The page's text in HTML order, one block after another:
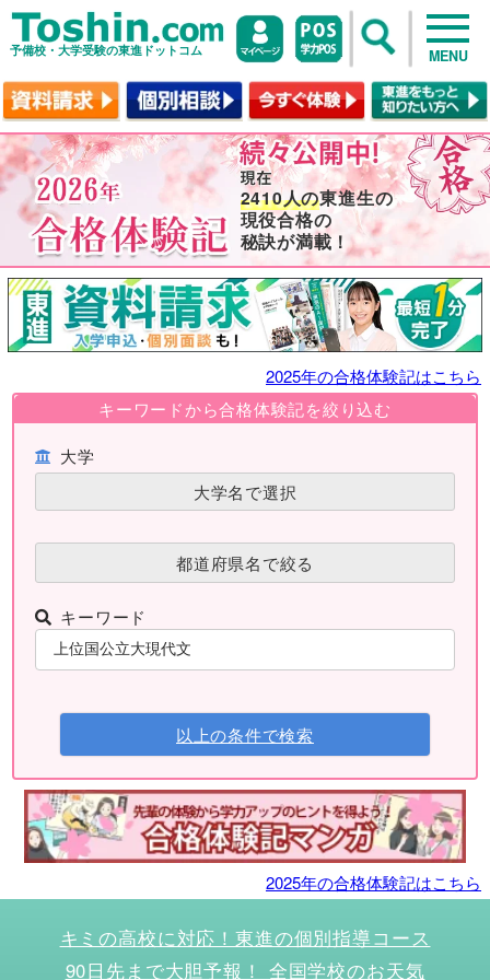
予備校・大学受験の東進ドットコム MENU
2410人の東進生の
現役合格の
秘訣が満載！
2025年の合格体験記はこちら
キーワードから合格体験記を絞り込む
大学
大学名で選択
都道府県名で絞る
キーワード
以上の条件で検索
2025年の合格体験記はこちら
キミの高校に対応！東進の個別指導コース
90日先まで大胆予報！ 全国学校のお天気